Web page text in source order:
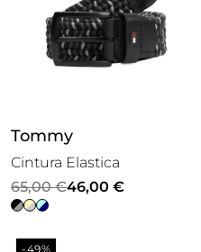
Tommy
Cintura Elastica
65,00€
Il
prezzo
originale
46,00 €
Il
prezzo
attuale
-49%